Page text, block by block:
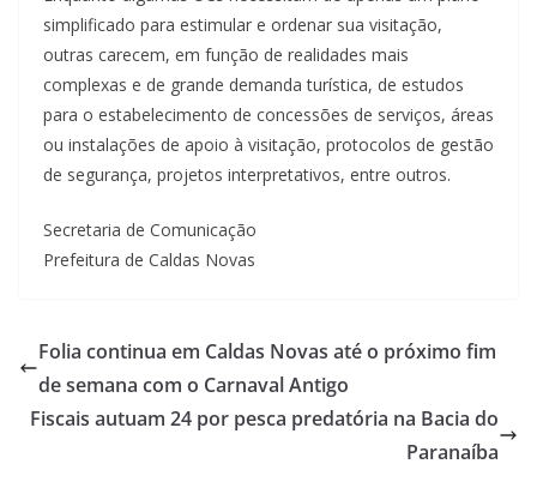
simplificado para estimular e ordenar sua visitação,
outras carecem, em função de realidades mais
complexas e de grande demanda turística, de estudos
para o estabelecimento de concessões de serviços, áreas
ou instalações de apoio à visitação, protocolos de gestão
de segurança, projetos interpretativos, entre outros.
Secretaria de Comunicação
Prefeitura de Caldas Novas
Folia continua em Caldas Novas até o próximo fim
de semana com o Carnaval Antigo
Fiscais autuam 24 por pesca predatória na Bacia do
Paranaíba